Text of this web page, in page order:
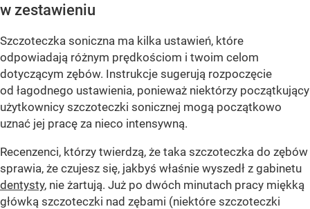
w zestawieniu
Szczoteczka soniczna ma kilka ustawień, które
odpowiadają różnym prędkościom i twoim celom
dotyczącym zębów. Instrukcje sugerują rozpoczęcie
od łagodnego ustawienia, ponieważ niektórzy początkujący
użytkownicy szczoteczki sonicznej mogą początkowo
uznać jej pracę za nieco intensywną.
Recenzenci, którzy twierdzą, że taka szczoteczka do zębów
sprawia, że czujesz się, jakbyś właśnie wyszedł z gabinetu
dentysty, nie żartują. Już po dwóch minutach pracy miękką
główką szczoteczki nad zębami (niektóre szczoteczki